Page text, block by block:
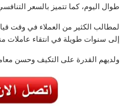
طوال اليوم، كما تتميز بالسعر
لمطالب الكثير من العملاء في وقت
إلى سنوات طويلة في انتقاء عاملات
ولديهم القدرة على التكيف وحسن